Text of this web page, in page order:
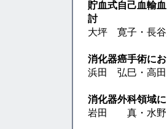
貯血式自己血輸
討
大坪 寛子・長
消化器癌手術に
浜田 弘巳・高
消化器外科領域
岩田 真・水